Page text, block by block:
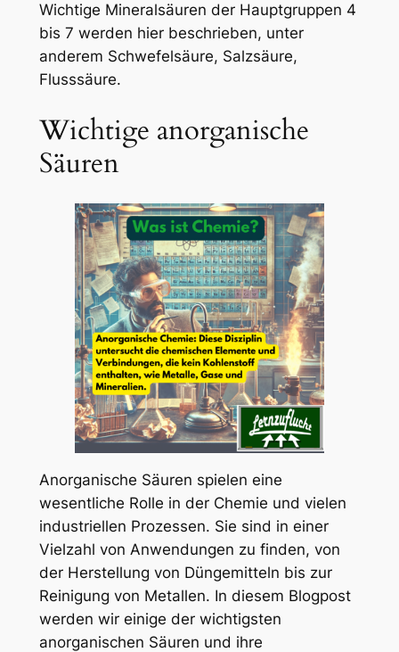
Wichtige Mineralsäuren der Hauptgruppen 4
bis 7 werden hier beschrieben, unter
anderem Schwefelsäure, Salzsäure,
Flusssäure.
Wichtige anorganische
Säuren
Anorganische Säuren spielen eine
wesentliche Rolle in der Chemie und vielen
industriellen Prozessen. Sie sind in einer
Vielzahl von Anwendungen zu finden, von
der Herstellung von Düngemitteln bis zur
Reinigung von Metallen. In diesem Blogpost
werden wir einige der wichtigsten
anorganischen Säuren und ihre